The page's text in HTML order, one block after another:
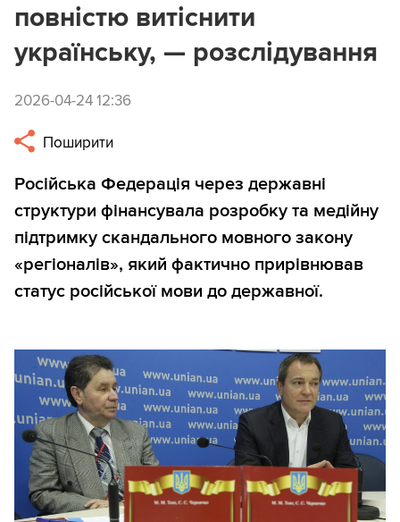
повністю витіснити
українську, — розслідування
2026-04-24 12:36
Поширити
Російська Федерація через державні
структури фінансувала розробку та медійну
підтримку скандального мовного закону
«регіоналів», який фактично прирівнював
статус російської мови до державної.